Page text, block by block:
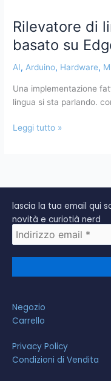
Rilevatore di
basato su
AI, Arduino, Hardware,
Una implementazione
lingua si sta parlando.
Rilevatore
di
linguaggio
TinyML
su
Edge
e
Leggi tutto »
lascia la tua email qui
novità e curiotià nerd
Negozio
Carrello
Privacy Policy
Condizioni di Vendita